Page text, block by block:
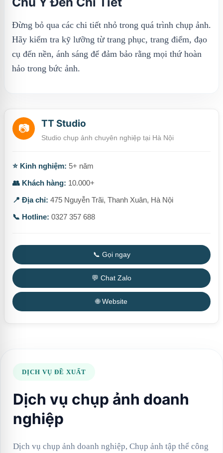
Đừng bỏ qua các chi tiết nhỏ trong quá trình chụp ảnh.
Hãy kiểm tra kỹ lưỡng từ trang phục, trang điểm, đạo
cụ đến nền, ánh sáng để đảm bảo rằng mọi thứ hoàn
hảo trong bức ảnh.
📷 TT Studio
Studio chụp ảnh chuyên nghiệp tại Hà Nội
⭐ Kinh nghiệm: 5+ năm
👥 Khách hàng: 10.000+
📍 Địa chỉ: 475 Nguyễn Trãi, Thanh Xuân, Hà Nội
📞 Hotline: 0327 357 688
📞 Gọi ngay
💬 Chat Zalo
🌐 Website
DỊCH VỤ ĐỀ XUẤT
Dịch vụ chụp ảnh doanh
nghiệp
Dịch vụ chụp ảnh doanh nghiệp, Chụp ảnh tập thể công